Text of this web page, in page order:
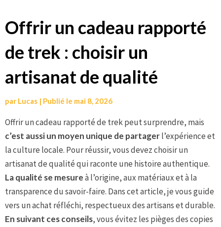
Aller
au
contenu
Offrir un cadeau rapporté
de trek : choisir un
artisanat de qualité
par Lucas | Publié le mai 8, 2026
Offrir un cadeau rapporté de trek peut surprendre, mais
c’est aussi un moyen unique de partagerl’expérience et
la culture locale. Pour réussir, vous devez choisir un
artisanat de qualité qui raconte une histoire authentique.
La qualité se mesureà l’origine, aux matériaux et à la
transparence du savoir-faire. Dans cet article, je vous guide
vers un achat réfléchi, respectueux des artisans et durable.
En suivant ces conseils, vous évitez les pièges des copies